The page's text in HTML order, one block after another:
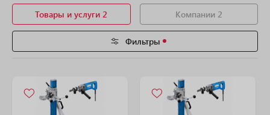
Товары и услуги 2 Компании 2
Фильтры